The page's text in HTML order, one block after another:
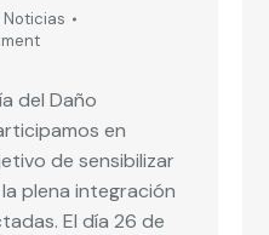
Noticias
del Daño
en
de sensibilizar
plena integración
El día 26 de